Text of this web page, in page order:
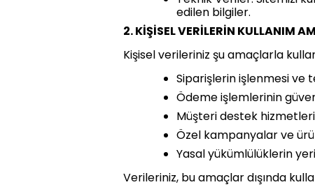
edilen bilgiler.
2. KİŞİSEL VERİLERİN KULLANIM
Kişisel verileriniz şu amaçlarla
Siparişlerin işlenmesi ve
Ödeme işlemlerinin
Müşteri destek
Özel kampanyalar ve
Yasal yükümlülüklerin
Verileriniz, bu amaçlar dışında